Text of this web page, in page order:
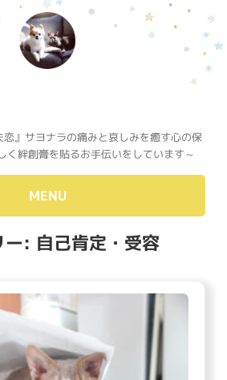
恋』サヨナラの痛みと哀しみを癒す心の保
く絆創膏を貼るお手伝いをしています～
MENU
ー: 自己肯定・受容